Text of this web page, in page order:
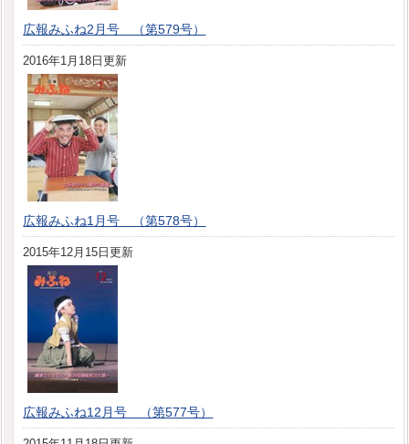
広報みふね2月号 （第579号）
2016年1月18日更新
広報みふね1月号 （第578号）
2015年12月15日更新
広報みふね12月号 （第577号）